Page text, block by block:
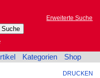
Erweiterte Suche
Kategorien Shop
DRUCKEN